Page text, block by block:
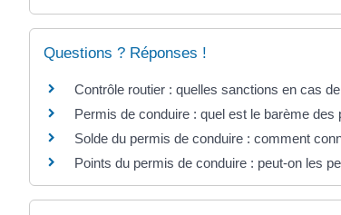
Questions ? Réponses !
Contrôle routier : quelles sanctions en cas
Permis de conduire : quel est le barème des
Solde du permis de conduire : comment
Points du permis de conduire : peut-on les